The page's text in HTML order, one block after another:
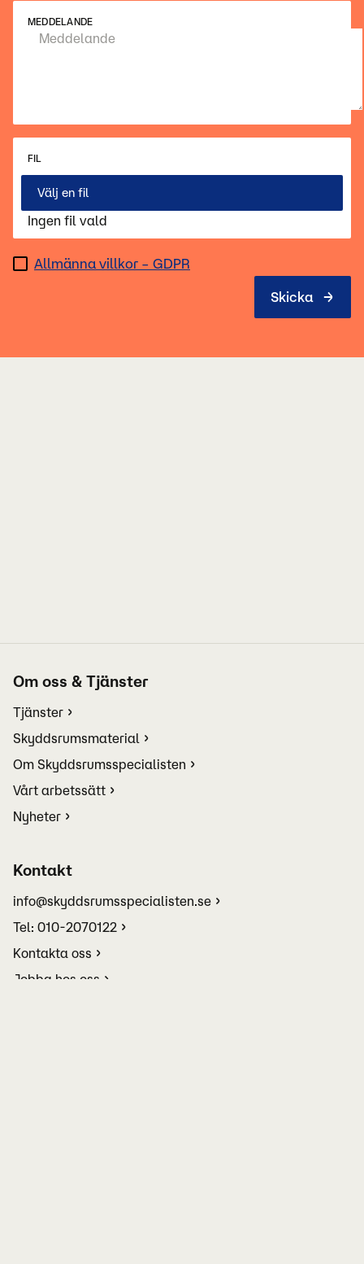
MEDDELANDE
FIL
Välj en fil
Ingen fil vald
Allmänna villkor – GDPR
Om oss & Tjänster
Tjänster
Skyddsrumsmaterial
Om Skyddsrumsspecialisten
Vårt arbetssätt
Nyheter
Kontakt
info@skyddsrumsspecialisten.se
Tel: 010-2070122
Kontakta oss
Jobba hos oss